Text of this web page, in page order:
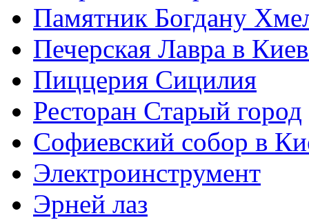
Памятник Богдану
Печерская Лавра в
Пиццерия Сицилия
Ресторан Старый город
Софиевский собор в
Электроинструмент
Эрней лаз